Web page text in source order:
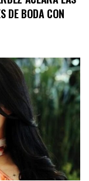
DE BODA CON